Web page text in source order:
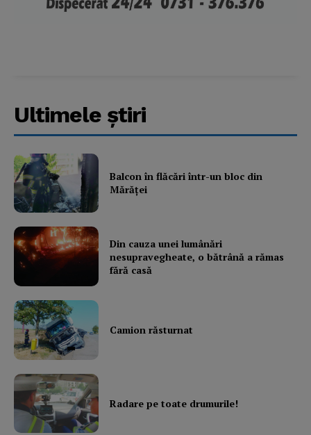
Ultimele ştiri
Balcon în flăcări într-un bloc din
Mărăţei
Din cauza unei lumânări
nesupravegheate, o bătrână a rămas
fără casă
Camion răsturnat
Radare pe toate drumurile!